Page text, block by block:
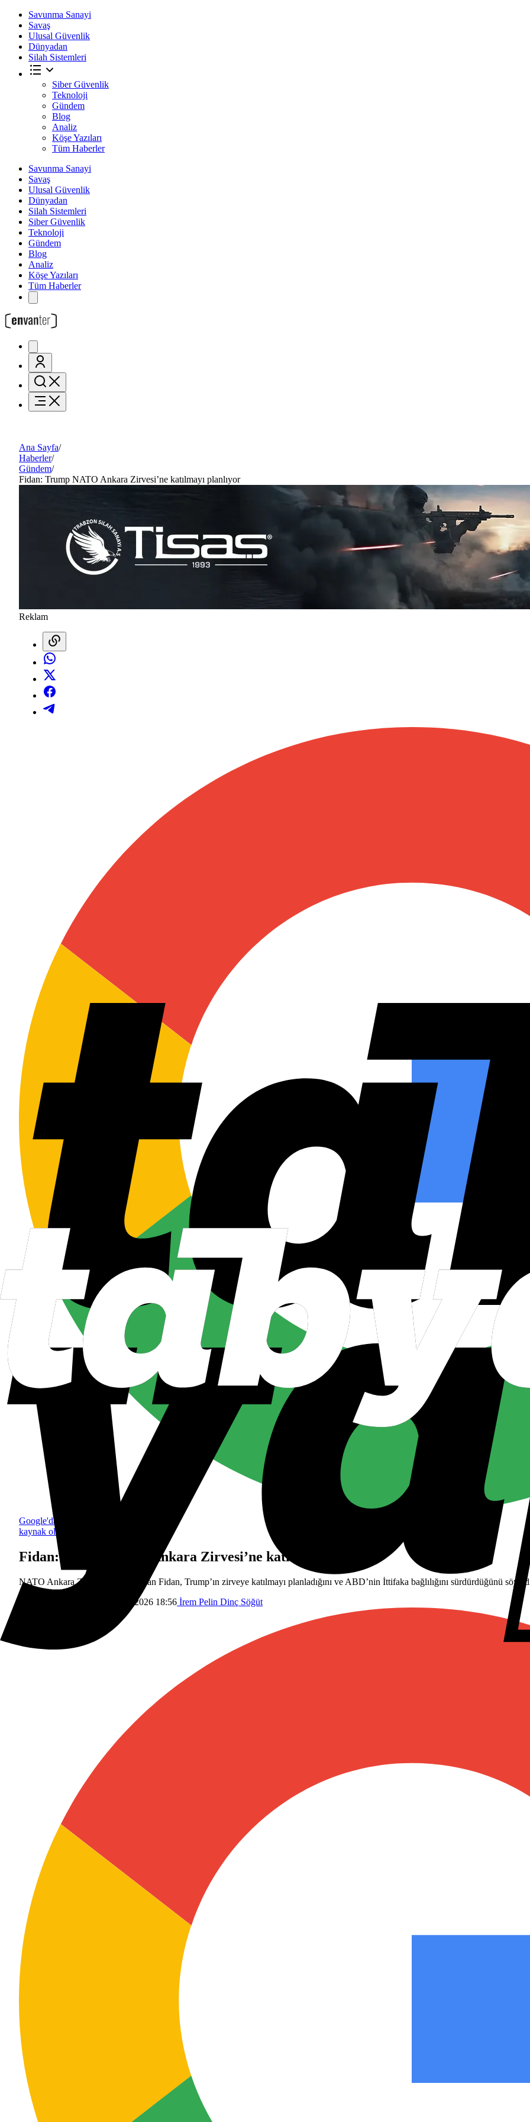
Savunma Sanayi
Savaş
Ulusal Güvenlik
Dünyadan
Silah Sistemleri
Siber Güvenlik
Teknoloji
Gündem
Blog
Analiz
Köşe Yazıları
Tüm Haberler
Savunma Sanayi
Savaş
Ulusal Güvenlik
Dünyadan
Silah Sistemleri
Siber Güvenlik
Teknoloji
Gündem
Blog
Analiz
Köşe Yazıları
Tüm Haberler
Ana Sayfa/
Haberler/
Gündem/
Fidan: Trump NATO Ankara Zirvesi’ne katılmayı planlıyor
Reklam
Google'da tercih edilen
kaynak olarak ekle
Fidan: Trump NATO Ankara Zirvesi’ne katılmayı planlıyor
NATO Ankara Zirvesi öncesi Hakan Fidan, Trump’ın zirveye katılmayı planladığını ve ABD’nin İttifaka bağlılığını sürdürdüğünü
2 Haziran 2026 18:56 İrem Pelin Dinç Söğüt